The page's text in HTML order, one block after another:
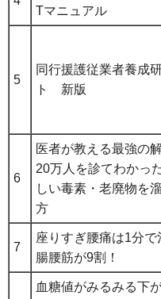
Tマニュアル
5
同行援護従業者養成
ト 新版
6
医者が教える最強の
20万人を診てわかっ
しい毒素・老廃物を
方
7
座りすぎ腰痛は1分で
腸腰筋が9割！
血糖値がみるみる下